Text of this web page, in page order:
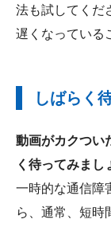
法も試してくだ
遅くなっている
しばらく
動画がカクつい
く待ってみまし
一時的な通信障
ら、通常、短時